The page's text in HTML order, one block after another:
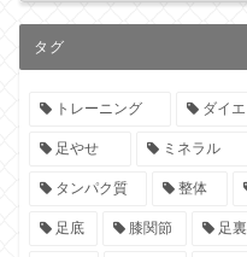
タグ
トレーニング ダイエ
足やせ ミネラル
タンパク質 整体
足底 膝関節 足裏